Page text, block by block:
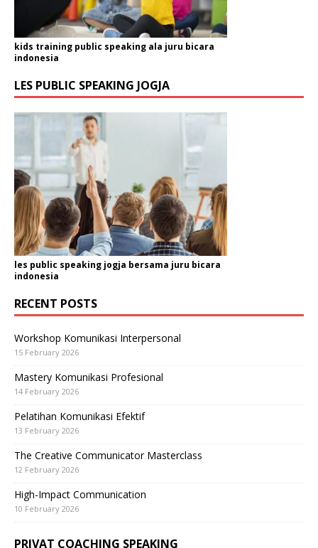
kids training public speaking ala juru bicara
indonesia
LES PUBLIC SPEAKING JOGJA
les public speaking jogja bersama juru bicara
indonesia
RECENT POSTS
Workshop Komunikasi Interpersonal
15 February 2026
Mastery Komunikasi Profesional
14 February 2026
Pelatihan Komunikasi Efektif
13 February 2026
The Creative Communicator Masterclass
12 February 2026
High-Impact Communication
10 February 2026
PRIVAT COACHING SPEAKING